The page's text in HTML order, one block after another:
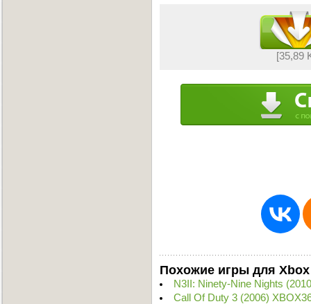
[35,89
Похожие игры для Xbox
N3II: Ninety-Nine Nights
Call Of Duty 3 (2006)